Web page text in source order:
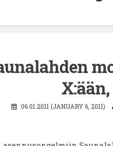
06.01.2011 (JANUARY 6, 2011)